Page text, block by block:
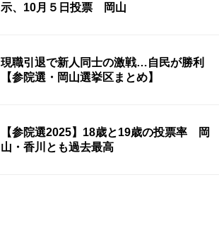
示、10月５日投票 岡山
現職引退で新人同士の激戦…自民が勝利
【参院選・岡山選挙区まとめ】
【参院選2025】18歳と19歳の投票率 岡
山・香川とも過去最高